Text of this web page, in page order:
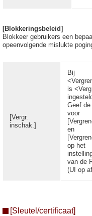
[Blokkeringsbeleid]
Blokkeer gebruikers een
opeenvolgende mislukte
[Vergr.
inschak.]
Bij
is
Geef de
voor
en
op het
van de
(UI op
[Sleutel/certificaat]